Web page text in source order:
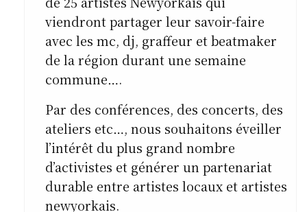
viendront partager leur savoir-faire
avec les mc, dj, graffeur et beatmaker
de la région durant une semaine
commune….
Par des conférences, des concerts, des
ateliers etc…, nous souhaitons éveiller
l’intérêt du plus grand nombre
d’activistes et générer un partenariat
durable entre artistes locaux et artistes
newyorkais.